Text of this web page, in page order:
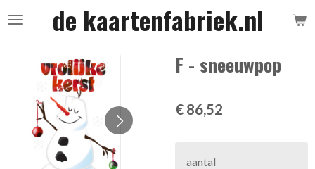
Ga
hoofdinhoud
de kaartenfabriek.nl
F - sneeuwpop
€ 86,52
aantal